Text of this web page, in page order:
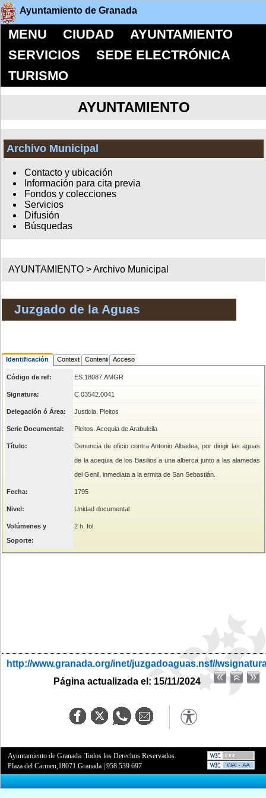
Ayuntamiento de Granada
MENU CIUDAD
AYUNTAMIENTO
SERVICIOS
SEDE ELECTRÓNICA
TURISMO
AYUNTAMIENTO
Archivo Municipal
Contacto y ubicación
Información para cita previa
Fondos y colecciones
Servicios
Difusión
Búsquedas
AYUNTAMIENTO >Archivo Municipal
Juzgado de la Aguas
Identificación Contexto ContenidoAcceso
Código de ref: ES.18087.AMGR
Signatura: C.03542.0041
Delegación ó Área: Justicia. Pleitos
Serie Documental: Pleitos. Acequia de Arabuleila
Título:
Denuncia de oficio contra Antonio Albadea, por dirigir las aguas
de la acequia de los Basilios a una alberca junto a las alamedas
del Genil, inmediata a la ermita de San Sebastián.
Fecha: 1795
Nivel: Unidad documental
Volúmenes y
Soporte:
2 h. fol.
http://www.granada.org/inet/juzgadoaguas.nsf//
Página actualizada el: 15/11/2024
Ayuntamiento de Granada. Todos los Derechos Reservados.
Plaza del Carmen,18071 Granada |958 539 697